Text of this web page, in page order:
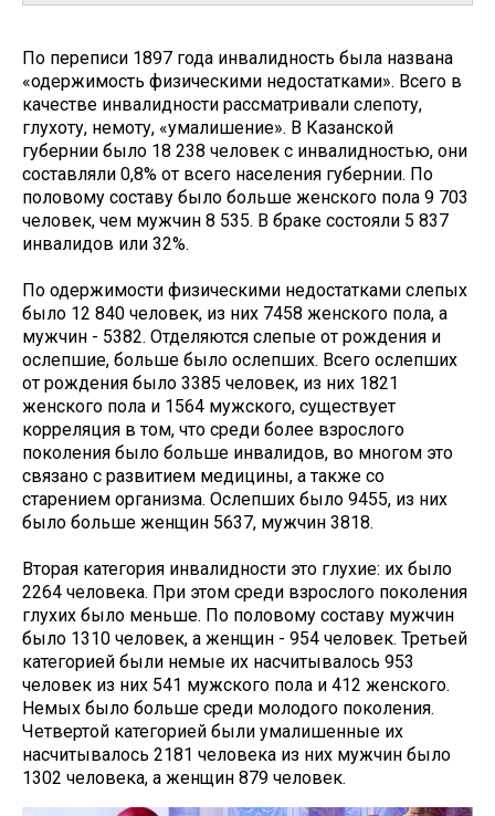
По переписи 1897 года инвалидность была названа
«одержимость физическими недостатками». Всего в
качестве инвалидности рассматривали слепоту,
глухоту, немоту, «умалишение». В Казанской
губернии было 18 238 человек с инвалидностью, они
составляли 0,8% от всего населения губернии. По
половому составу было больше женского пола 9 703
человек, чем мужчин 8 535. В браке состояли 5 837
инвалидов или 32%.
По одержимости физическими недостатками слепых
было 12 840 человек, из них 7458 женского пола, а
мужчин - 5382. Отделяются слепые от рождения и
ослепшие, больше было ослепших. Всего ослепших
от рождения было 3385 человек, из них 1821
женского пола и 1564 мужского, существует
корреляция в том, что среди более взрослого
поколения было больше инвалидов, во многом это
связано с развитием медицины, а также со
старением организма. Ослепших было 9455, из них
было больше женщин 5637, мужчин 3818.
Вторая категория инвалидности это глухие: их было
2264 человека. При этом среди взрослого поколения
глухих было меньше. По половому составу мужчин
было 1310 человек, а женщин - 954 человек. Третьей
категорией были немые их насчитывалось 953
человек из них 541 мужского пола и 412 женского.
Немых было больше среди молодого поколения.
Четвертой категорией были умалишенные их
насчитывалось 2181 человека из них мужчин было
1302 человека, а женщин 879 человек.